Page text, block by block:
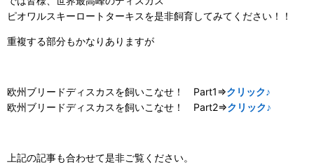
ピオワルスキーロートターキスを是非飼育してみてください！！
重複する部分もかなりありますが
欧州ブリードディスカスを飼いこなせ！ Part1⇒クリック♪
欧州ブリードディスカスを飼いこなせ！ Part2⇒クリック♪
上記の記事も合わせて是非ご覧ください。